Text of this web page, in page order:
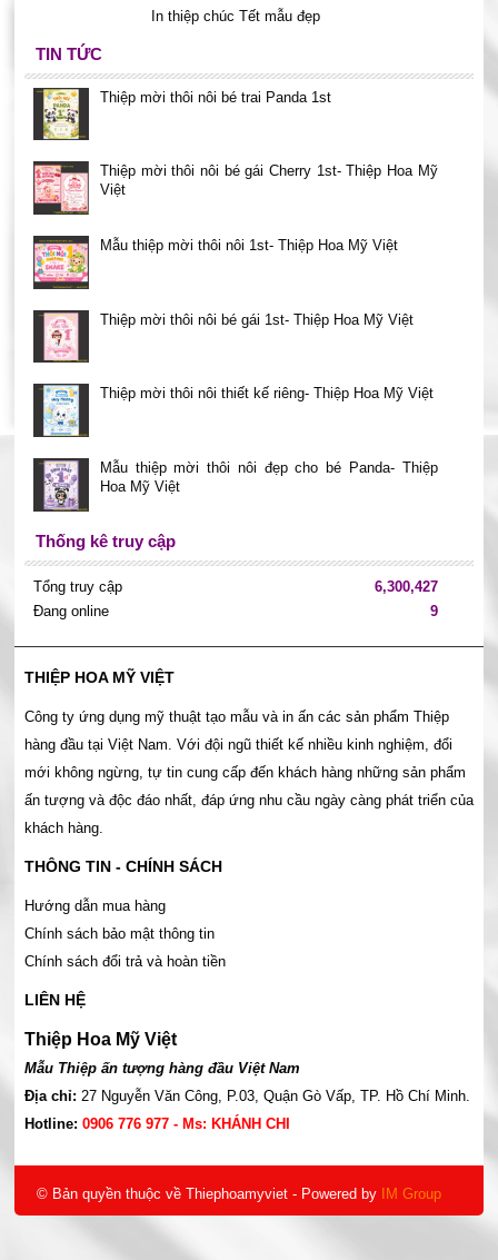
In thiệp chúc Tết mẫu đẹp
TIN TỨC
Thiệp mời thôi nôi bé trai Panda 1st
Thiệp mời thôi nôi bé gái Cherry 1st- Thiệp Hoa Mỹ
Việt
Mẫu thiệp mời thôi nôi 1st- Thiệp Hoa Mỹ Việt
Thiệp mời thôi nôi bé gái 1st- Thiệp Hoa Mỹ Việt
Thiệp mời thôi nôi thiết kế riêng- Thiệp Hoa Mỹ Việt
Mẫu thiệp mời thôi nôi đẹp cho bé Panda- Thiệp
Hoa Mỹ Việt
Thống kê truy cập
Tổng truy cập
6,300,427
Đang online
9
THIỆP HOA MỸ VIỆT
Công ty ứng dụng mỹ thuật tạo mẫu và in ấn các sản phẩm Thiệp
hàng đầu tại Việt Nam. Với đội ngũ thiết kế nhiều kinh nghiệm, đổi
mới không ngừng, tự tin cung cấp đến khách hàng những sản phẩm
ấn tượng và độc đáo nhất, đáp ứng nhu cầu ngày càng phát triển của
khách hàng.
THÔNG TIN - CHÍNH SÁCH
Hướng dẫn mua hàng
Chính sách bảo mật thông tin
Chính sách đổi trả và hoàn tiền
LIÊN HỆ
Thiệp Hoa Mỹ Việt
Mẫu Thiệp ấn tượng hàng đầu Việt Nam
Địa chỉ: 27 Nguyễn Văn Công, P.03, Quận Gò Vấp, TP. Hồ Chí Minh.
Hotline: 0906 776 977 - Ms: KHÁNH CHI
© Bản quyền thuộc về Thiephoamyviet - Powered by IM Group